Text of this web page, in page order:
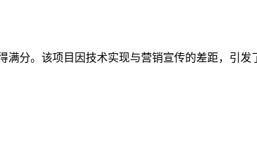
分。该项目因技术实现与营销宣传的差距，引发